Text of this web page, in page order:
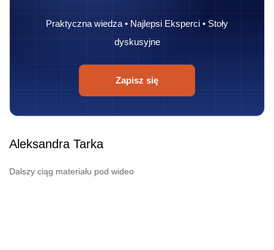
Praktyczna wiedza • Najlepsi Eksperci • Stoły
dyskusyjne
Zapisz się
Aleksandra Tarka
Dalszy ciąg materiału pod wideo